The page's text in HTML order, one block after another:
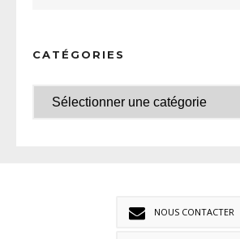
CATÉGORIES
NOUS CONTACTER